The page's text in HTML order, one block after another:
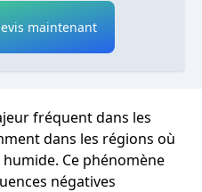
maintenant
fréquent dans les
dans les régions où
Ce phénomène
négatives